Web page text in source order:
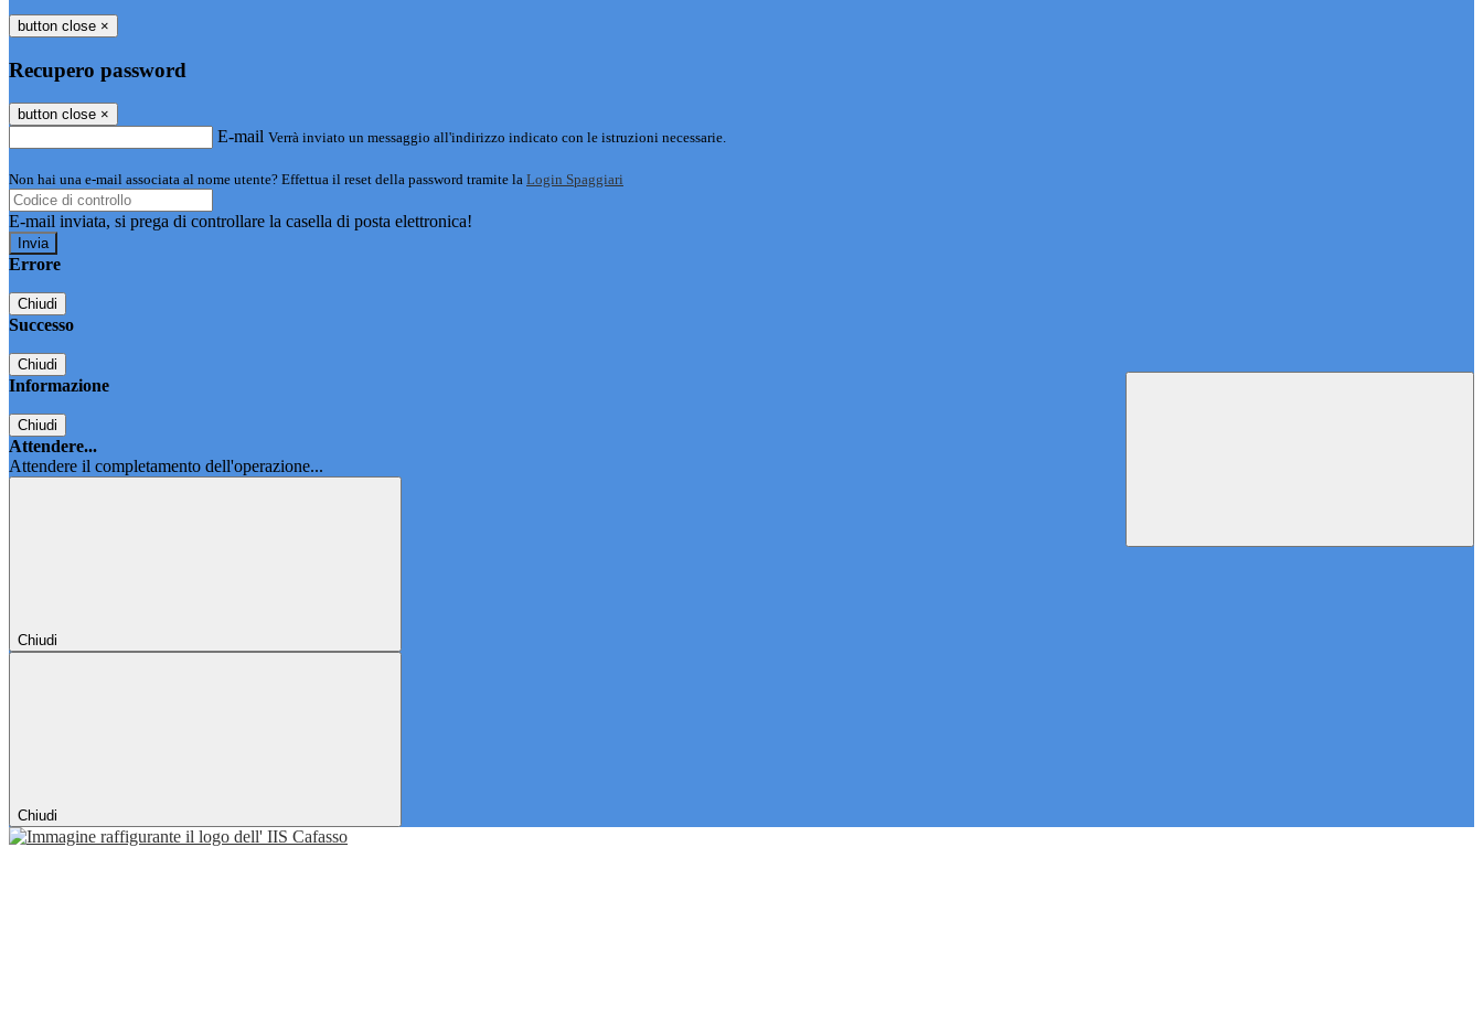
button close ×
Recupero password
button close ×
E-mail Verrà inviato un messaggio all'indirizzo indicato con le istruzioni necessarie.
Non hai una e-mail associata al nome utente? Effettua il reset della password tramite la Login Spaggiari
E-mail inviata, si prega di controllare la casella di posta elettronica!
Errore
Chiudi
Successo
Chiudi
Informazione
Chiudi
Attendere...
Attendere il completamento dell'operazione...
Chiudi
Chiudi